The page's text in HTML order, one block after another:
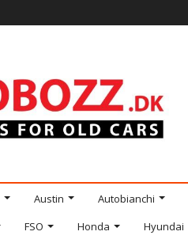
Austin Autobianchi
FSO Honda Hyundai